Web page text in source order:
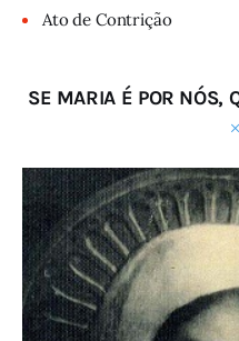
Ato de Contrição
SE MARIA É POR NÓS,